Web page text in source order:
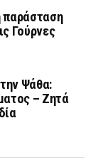
παράσταση
Γούρνες
Ψάθα:
– Ζητά